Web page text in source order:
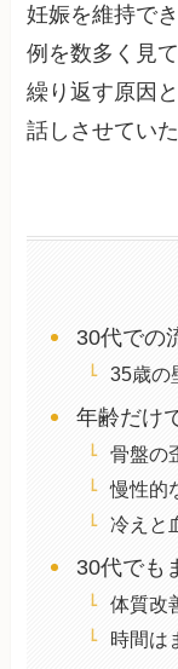
妊娠を維持で
例を数多く見
繰り返す原因
話しさせてい
30代での
35歳の
年齢だけ
骨盤の
慢性的
冷えと
30代でも
体質改
時間は